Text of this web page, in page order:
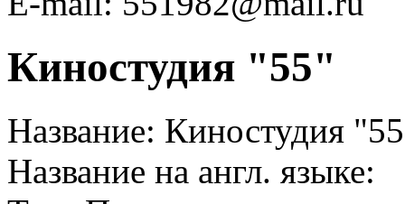
Киностудия "55"
Название: Киностудия
Название на англ. языке: